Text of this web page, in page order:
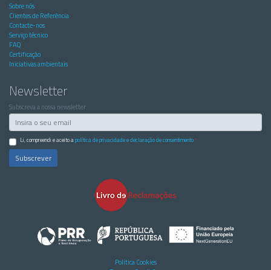
Sobre nós
Clientes de Referência
Contacte-nos
Serviço técnico
FAQ
Certificação
Iniciativas ambientais
Newsletter
Subscreva a nossa newsletter
Li, compreendi e aceito apolítica de privacidade e declaração de consentimento*
Subscrever
Politica Cookies